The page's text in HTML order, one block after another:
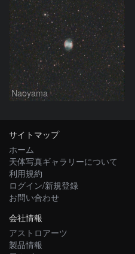
Naoyama
サイトマップ
ホーム
天体写真ギャラリーについて
利用規約
ログイン/新規登録
お問い合わせ
会社情報
アストロアーツ
製品情報